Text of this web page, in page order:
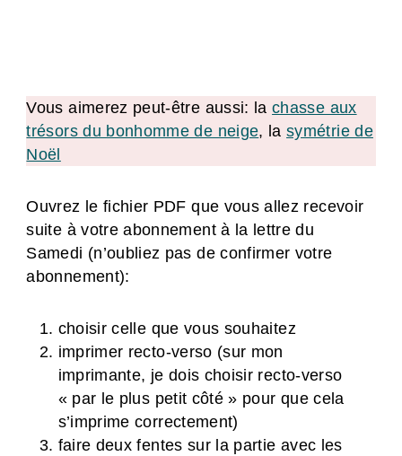
Vous aimerez peut-être aussi: lachasse aux
trésors du bonhomme de neige, lasymétrie de
Noël
Ouvrez le fichier PDF que vous allez recevoir
suite à votre abonnement à la lettre du
Samedi (n’oubliez pas de confirmer votre
abonnement):
choisir celle que vous souhaitez
imprimer recto-verso (sur mon
imprimante, je dois choisir recto-verso
« par le plus petit côté » pour que cela
s’imprime correctement)
faire deux fentes sur la partie avec les